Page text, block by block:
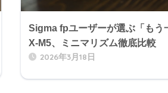
Sigma fpユーザーが選ぶ「もう
X-M5、ミニマリズム徹底比較
2026年3月18日